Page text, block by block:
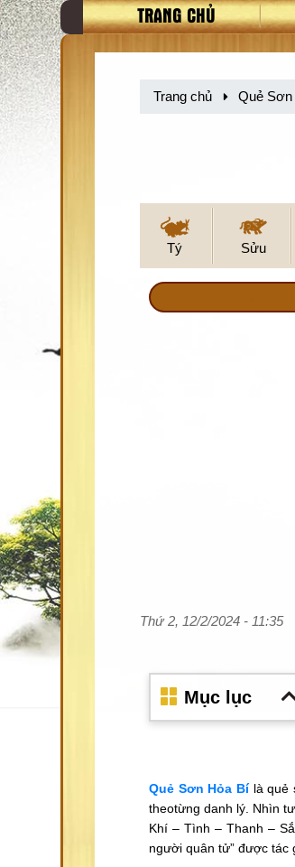
TRANG CHỦ
Trang chủ Quẻ Sơn
Tý Sửu
Thứ 2, 12/2/2024 - 11:35
Mục lục
Quẻ Sơn Hỏa Bílà quẻ
theotừng danh lý. Nhìn
Khí – Tình – Thanh –
người quân tử” được tác